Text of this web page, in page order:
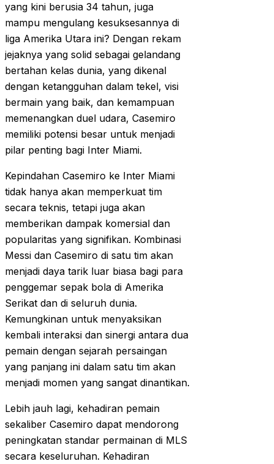
yang kini berusia 34 tahun, juga
mampu mengulang kesuksesannya di
liga Amerika Utara ini? Dengan rekam
jejaknya yang solid sebagai gelandang
bertahan kelas dunia, yang dikenal
dengan ketangguhan dalam tekel, visi
bermain yang baik, dan kemampuan
memenangkan duel udara, Casemiro
memiliki potensi besar untuk menjadi
pilar penting bagi Inter Miami.
Kepindahan Casemiro ke Inter Miami
tidak hanya akan memperkuat tim
secara teknis, tetapi juga akan
memberikan dampak komersial dan
popularitas yang signifikan. Kombinasi
Messi dan Casemiro di satu tim akan
menjadi daya tarik luar biasa bagi para
penggemar sepak bola di Amerika
Serikat dan di seluruh dunia.
Kemungkinan untuk menyaksikan
kembali interaksi dan sinergi antara dua
pemain dengan sejarah persaingan
yang panjang ini dalam satu tim akan
menjadi momen yang sangat dinantikan.
Lebih jauh lagi, kehadiran pemain
sekaliber Casemiro dapat mendorong
peningkatan standar permainan di MLS
secara keseluruhan. Kehadiran